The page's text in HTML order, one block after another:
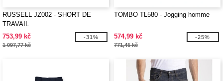
RUSSELL JZ002 - SHORT DE
TRAVAIL
753,99 kč
1 097,77 kč
-31%
TOMBO TL580 - Jogging homme
574,99 kč
771,45 kč
-25%